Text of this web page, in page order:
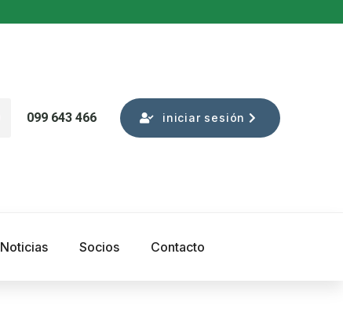
099 643 466 iniciar sesión
Noticias Socios Contacto